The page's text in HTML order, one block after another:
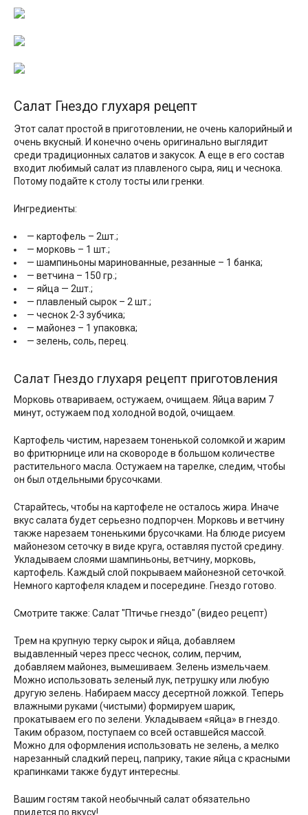
Салат Гнездо глухаря рецепт
Этот салат простой в приготовлении, не очень калорийный и
очень вкусный. И конечно очень оригинально выглядит
среди традиционных салатов и закусок. А еще в его состав
входит любимый салат из плавленого сыра, яиц и чеснока.
Потому подайте к столу тосты или гренки.
Ингредиенты:
— картофель – 2шт.;
— морковь – 1 шт.;
— шампиньоны маринованные, резанные – 1 банка;
— ветчина – 150 гр.;
— яйца — 2шт.;
— плавленый сырок – 2 шт.;
— чеснок 2-3 зубчика;
— майонез – 1 упаковка;
— зелень, соль, перец.
Салат Гнездо глухаря рецепт приготовления
Морковь отвариваем, остужаем, очищаем. Яйца варим 7
минут, остужаем под холодной водой, очищаем.
Картофель чистим, нарезаем тоненькой соломкой и жарим
во фритюрнице или на сковороде в большом количестве
растительного масла. Остужаем на тарелке, следим, чтобы
он был отдельными брусочками.
Старайтесь, чтобы на картофеле не осталось жира. Иначе
вкус салата будет серьезно подпорчен. Морковь и ветчину
также нарезаем тоненькими брусочками. На блюде рисуем
майонезом сеточку в виде круга, оставляя пустой средину.
Укладываем слоями шампиньоны, ветчину, морковь,
картофель. Каждый слой покрываем майонезной сеточкой.
Немного картофеля кладем и посередине. Гнездо готово.
Смотрите также: Салат "Птичье гнездо" (видео рецепт)
Трем на крупную терку сырок и яйца, добавляем
выдавленный через пресс чеснок, солим, перчим,
добавляем майонез, вымешиваем. Зелень измельчаем.
Можно использовать зеленый лук, петрушку или любую
другую зелень. Набираем массу десертной ложкой. Теперь
влажными руками (чистыми) формируем шарик,
прокатываем его по зелени. Укладываем «яйца» в гнездо.
Таким образом, поступаем со всей оставшейся массой.
Можно для оформления использовать не зелень, а мелко
нарезанный сладкий перец, паприку, такие яйца с красными
крапинками также будут интересны.
Вашим гостям такой необычный салат обязательно
придется по вкусу!